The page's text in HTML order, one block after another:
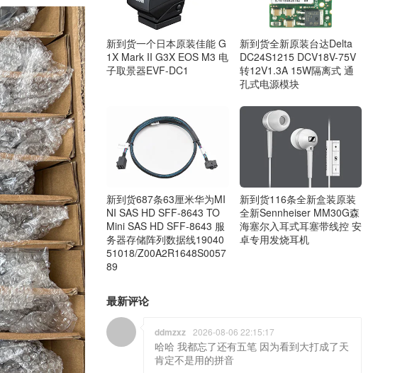
新到货一个日本原装佳能 G
1X Mark II G3X EOS M3 电
子取景器EVF-DC1
新到货全新原装台达Delta
DC24S1215 DCV18V-75V
转12V1.3A 15W隔离式 通
孔式电源模块
新到货687条63厘米华为MI
NI SAS HD SFF-8643 TO
Mini SAS HD SFF-8643 服
务器存储阵列数据线19040
51018/Z00A2R1648S0057
89
新到货116条全新盒装原装
全新Sennheiser MM30G森
海塞尔入耳式耳塞带线控 安
卓专用发烧耳机
最新评论
ddmzxz 2026-08-06 22:15:17
哈哈 我都忘了还有五笔 因为看到大打成了天
肯定不是用的拼音